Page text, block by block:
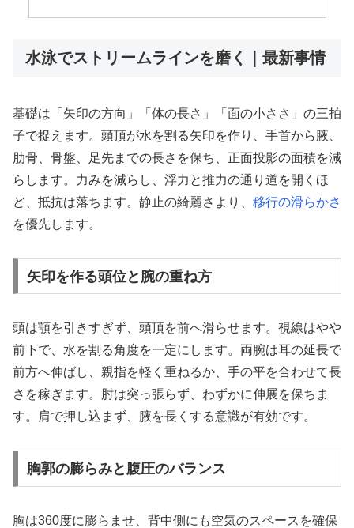
水泳でストリームラインを磨く｜最新事情
基礎は「矢印の方向」「体の長さ」「面の小ささ」の三拍
子で捉えます。頭頂が水を割る矢印を作り、手首から腋、
肋骨、骨盤、足先までの長さを保ち、正面投影の面積を減
らします。力みを減らし、浮力と推力の通り道を開くほ
ど、抵抗は落ちます。静止の綺麗さより、 移行の滑らかさ
を優先します。
矢印を作る頭位と腕の重ね方
頭は顎を引きすぎず、頭頂を前へ滑らせます。視線はやや
前下で、水を割る角度を一定にします。両腕は耳の延長で
前方へ伸ばし、親指を軽く重ねるか、手の平を合わせて長
さを稼ぎます。肘は突っ張らず、わずかに伸展を保ちま
す。肩で押し込まず、腋を長くする意識が有効です。
胸郭の膨らみと腹圧のバランス
胸は360度に膨らませ、背中側にも空気のスペースを確保